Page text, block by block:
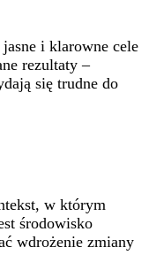
i klarowne cele
rezultaty –
się trudne do
w którym
środowisko
wdrożenie zmiany